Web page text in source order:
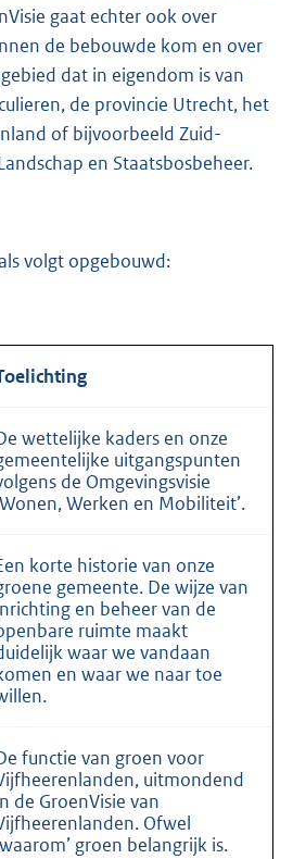
gaat echter ook over
de bebouwde kom en over
dat in eigendom is van
de provincie Utrecht, het
of bijvoorbeeld Zuid-
en Staatsbosbeheer.
volgt opgebouwd:
wettelijke kaders en onze
uitgangspunten
de Omgevingsvisie
Werken en Mobiliteit’.
korte historie van onze
gemeente. De wijze van
en beheer van de
ruimte maakt
waar we vandaan
en waar we naar toe
functie van groen voor
uitmondend
de GroenVisie van
Ofwel
groen belangrijk is.